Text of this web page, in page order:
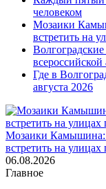
человеком
Мозаики
встретить на
Где в
августа 2026
Мозаики Камышина:
встретить на улицах
06.08.2026
Главное